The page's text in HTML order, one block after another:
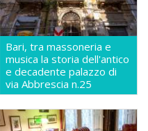
Bari, tra massoneria e
musica la storia dell'antico
e decadente palazzo di
via Abbrescia n.25